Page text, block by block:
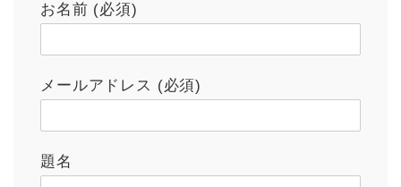
お名前 (必須)
メールアドレス (必須)
題名